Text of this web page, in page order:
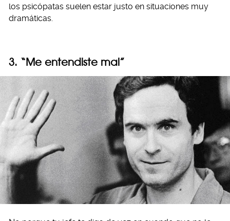
los psicópatas suelen estar justo en situaciones muy
dramáticas.
3. “Me entendiste mal”